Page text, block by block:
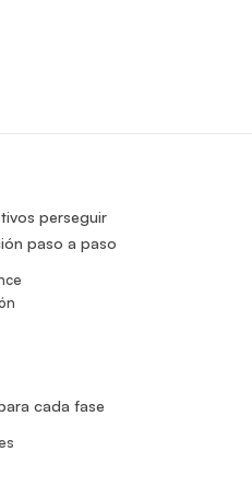
perseguir
paso a paso
cada fase